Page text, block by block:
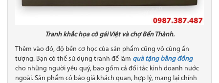
Tranh khắc họa cô gái Việt và chợ Bến Thành.
Thêm vào đó, độ bền cơ học của sản phẩm cũng vô cùng ấn
tượng. Bạn có thể sử dụng tranh để làm quà tặng bằng đồng
cho những người yêu quý, bao gồm cả đối tác kinh doanh nước
ngoài. Sản phẩm có báo giá khách quan, hợp lý, mang lại chính